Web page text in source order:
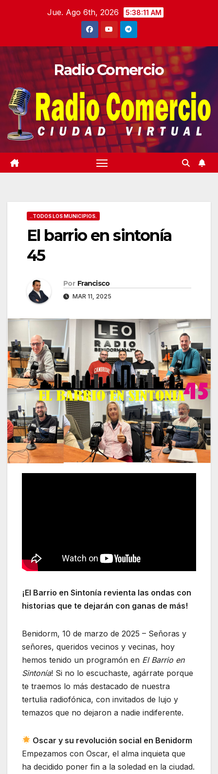
Jue. Ago 6th, 2026 5:38:12 AM
Radio Comercio
..TODOS LOS MUNICIPIOS.
El barrio en sintonía
45
Por Francisco
MAR 11, 2025
¡El Barrio en Sintonía revienta las ondas con
historias que te dejarán con ganas de más!
Benidorm, 10 de marzo de 2025 – Señoras y
señores, queridos vecinos y vecinas, hoy
hemos tenido un programón en El Barrio en
Sintonía! Si no lo escuchaste, agárrate porque
te traemos lo más destacado de nuestra
tertulia radiofónica, con invitados de lujo y
temazos que no dejaron a nadie indiferente.
Oscar y su revolución social en Benidorm
Empezamos con Oscar, el alma inquieta que
ha decidido poner fin a la soledad en la ciudad.